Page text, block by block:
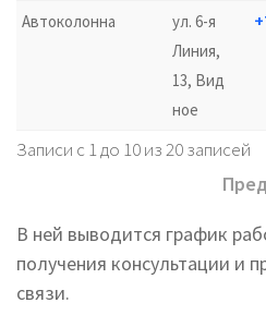
Автоколонна
ул. 6-я
Линия,
13, Вид
ное
Записи с 1 до 10 из 20 записей
В ней выводится график
получения консультации и
связи.